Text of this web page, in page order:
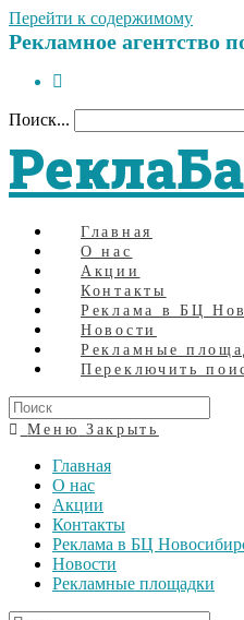
Перейти к содержимому
Рекламное агентство
Поиск...
Главная
О нас
Акции
Контакты
Реклама в БЦ
Новости
Рекламные
Переключить
Меню Закрыть
Главная
О нас
Акции
Контакты
Реклама в БЦ
Новости
Рекламные площадки